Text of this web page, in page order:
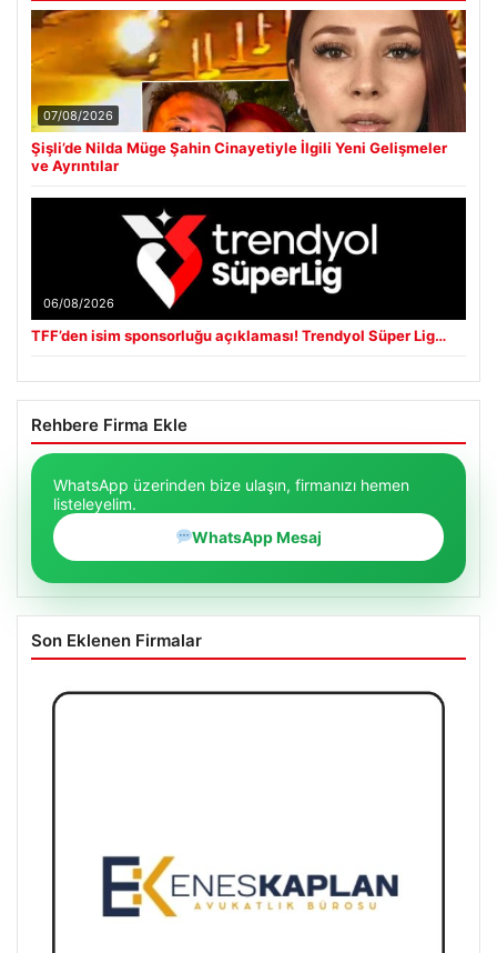
07/08/2026
Şişli’de Nilda Müge Şahin Cinayetiyle İlgili Yeni Gelişmeler
ve Ayrıntılar
06/08/2026
TFF’den isim sponsorluğu açıklaması! Trendyol Süper Lig…
Rehbere Firma Ekle
WhatsApp üzerinden bize ulaşın, firmanızı hemen
listeleyelim.
WhatsApp Mesaj
Son Eklenen Firmalar